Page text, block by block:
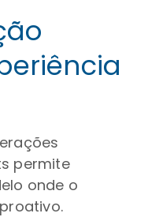
permite
onde o